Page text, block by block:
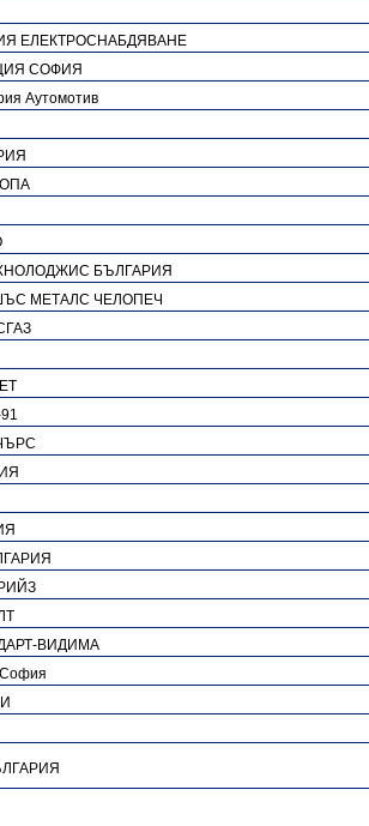
ЕЛЕКТРОСНАБДЯВАНЕ
СОФИЯ
Аутомотив
БЪЛГАРИЯ
МЕТАЛС ЧЕЛОПЕЧ
ВИДИМА
София